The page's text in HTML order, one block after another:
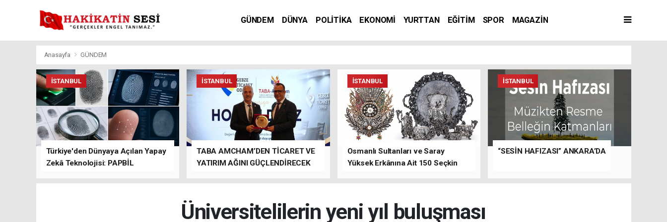
GÜNDEM DÜNYA POLİTİKA EKONOMİ YURTTAN EĞİTİM SPOR MAGAZİN
Anasayfa GÜNDEM
İSTANBUL
Türkiye'den Dünyaya Açılan Yapay
Zekâ Teknolojisi: PAPBİL
İSTANBUL
TABA AMCHAM’DEN TİCARET VE
YATIRIM AĞINI GÜÇLENDİRECEK
İSTANBUL
Osmanlı Sultanları ve Saray
Yüksek Erkânına Ait 150 Seçkin
İSTANBUL
“SESİN HAFIZASI” ANKARA’DA
Üniversitelilerin yeni yıl buluşması